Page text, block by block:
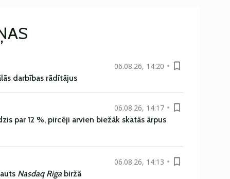
06.08.26, 14:20
darbības rādītājus
06.08.26, 14:17
par 12 %, pircēji arvien biežāk skatās ārpus
06.08.26, 14:13
Nasdaq Riga biržā